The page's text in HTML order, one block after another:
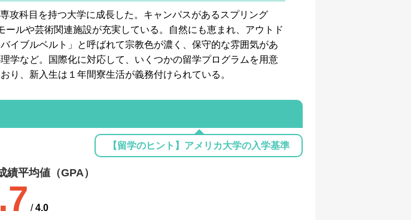
攻科目を持つ大学に成長した。キャンパスがあるスプリング
ルや芸術関連施設が充実している。自然にも恵まれ、アウトド
イブルベルト」と呼ばれて宗教色が濃く、保守的な雰囲気があ
学など。国際化に対応して、いくつかの留学プログラムを用意
り、新入生は１年間寮生活が義務付けられている。
【留学のヒント】アメリカ大学の入学基準
績平均値（GPA）
/4.0